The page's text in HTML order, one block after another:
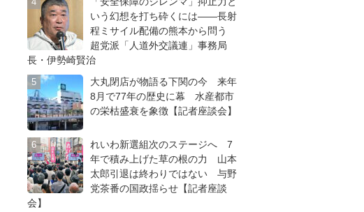
いう幻想を打ち砕くには――長射
程ミサイル配備の熊本から問う
超党派「人道外交議連」事務局
長・伊勢崎賢治
大丸閉店が物語る下関の今 来年
8月で77年の歴史に幕 水産都市
の栄枯盛衰を象徴【記者座談会】
れいわ新選組次のステージへ 7
年で積み上げた草の根の力 山本
太郎引退は終わりではない 与野
党茶番の国政揺らせ【記者座談
会】